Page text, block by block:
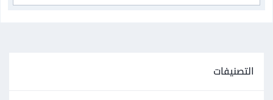
التصنيفات